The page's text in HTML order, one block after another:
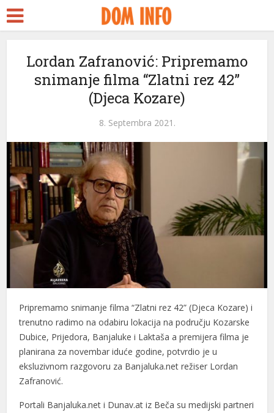
Lordan Zafranović: Pripremamo
snimanje filma “Zlatni rez 42”
(Djeca Kozare)
8. Septembra 2021.
Pripremamo snimanje filma “Zlatni rez 42” (Djeca Kozare) i
trenutno radimo na odabiru lokacija na području Kozarske
Dubice, Prijedora, Banjaluke i Laktaša a premijera filma je
planirana za novembar iduće godine, potvrdio je u
eksluzivnom razgovoru za Banjaluka.net režiser Lordan
Zafranović.
Portali Banjaluka.net i Dunav.at iz Beča su medijski partneri